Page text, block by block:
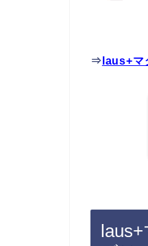
⇒ laus+マ